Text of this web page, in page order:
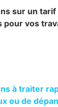
sur un
pour vos
à traiter
ou de